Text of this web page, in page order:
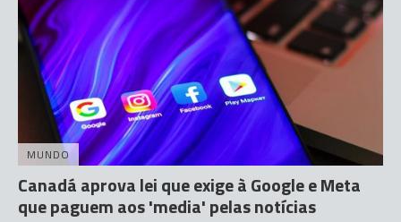
MUNDO
Canadá aprova lei que exige à Google e Meta
que paguem aos 'media' pelas notícias